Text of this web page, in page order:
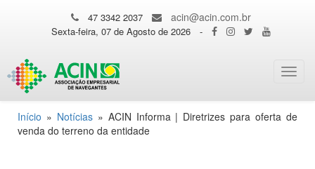
47 3342 2037 acin@acin.com.br
Sexta-feira, 07 de Agosto de 2026 -
Início » Notícias» ACIN Informa | Diretrizes para oferta de
venda do terreno da entidade